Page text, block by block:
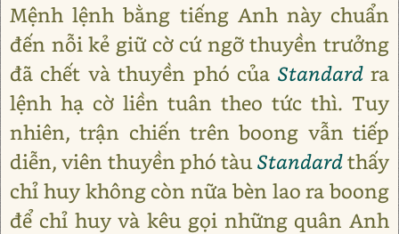
Mệnh lệnh bằng tiếng Anh này chuẩn
đến nỗi kẻ giữ cờ cứ ngỡ thuyền trưởng
đã chết và thuyền phó của Standardra
lệnh hạ cờ liền tuân theo tức thì. Tuy
nhiên, trận chiến trên boong vẫn tiếp
diễn, viên thuyền phó tàuStandardthấy
chỉ huy không còn nữa bèn lao ra boong
để chỉ huy và kêu gọi những quân Anh